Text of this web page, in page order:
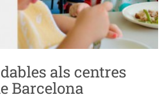
als centres
Barcelona